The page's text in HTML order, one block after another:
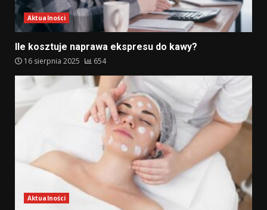
Aktualności
Ile kosztuje naprawa ekspresu do kawy?
16 sierpnia 2025 654
Aktualności